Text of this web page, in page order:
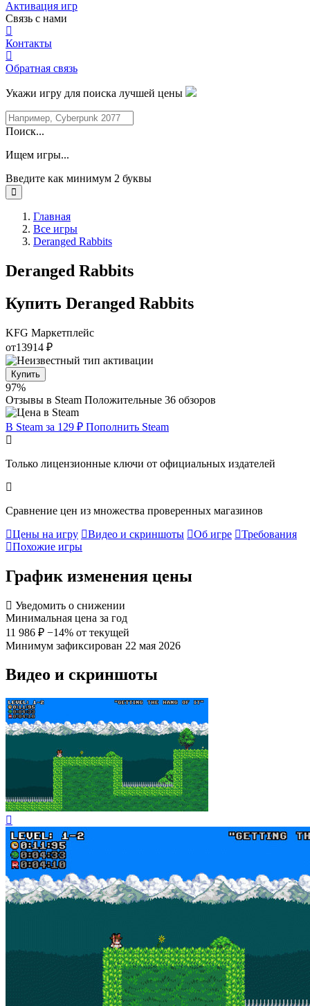
Активация игр
Связь с нами
Контакты
Обратная связь
Укажи игру для поиска лучшей цены
Поиск...
Ищем игры...
Введите как минимум 2 буквы
Главная
Все игры
Deranged Rabbits
Deranged Rabbits
Купить Deranged Rabbits
KFG Маркетплейс
от13914 ₽
Купить
97%
Отзывы в Steam Положительные 36 обзоров
В Steam за 129 ₽ Пополнить Steam
Только лицензионные ключи от официальных издателей
Сравнение цен из множества проверенных магазинов
Цены на игру
Видео и скриншоты Об игре
Требования
Похожие игры
График изменения цены
Уведомить о снижении
Минимальная цена за год
11 986 ₽ −14% от текущей
Минимум зафиксирован 22 мая 2026
Видео и скриншоты